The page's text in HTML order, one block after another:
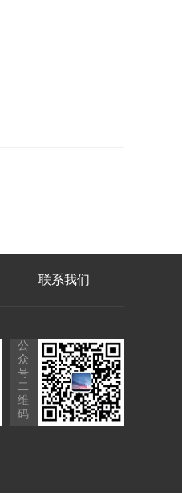
联系我们
公
众
号
二
维
码